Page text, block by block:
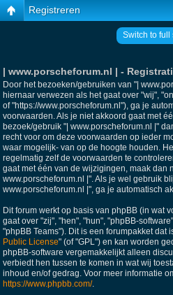
Registreren
Switch to full
| www.porscheforum.nl | -
Door het bezoeken/gebruiken van "|
hiernaar verwezen als het gaat over "wij",
of "https://www.porscheforum.nl"), ga je
voorwaarden. Als je niet akkoord gaat met
bezoek/gebruik "| www.porscheforum.nl |"
recht voor om deze voorwaarden op ieder
waar mogelijk- van op de hoogte houden.
regelmatig zelf de voorwaarden te
gaat met één van de wijzigingen, maak dan
www.porscheforum.nl |". Als je wel gebruik
www.porscheforum.nl |", ga je automatisch
Dit forum werkt op basis van phpBB (in wat
gaat over "zij", "hen", "hun", "phpBB-
"phpBB Teams"). Dit is een forumpakket dat
Public License" (of "GPL") en kan worden
phpBB-software vergemakkelijkt alleen
verbiedt hen tussen te komen in wat wij
inhoud en/of gedrag. Voor meer informatie
https://www.phpbb.com/.